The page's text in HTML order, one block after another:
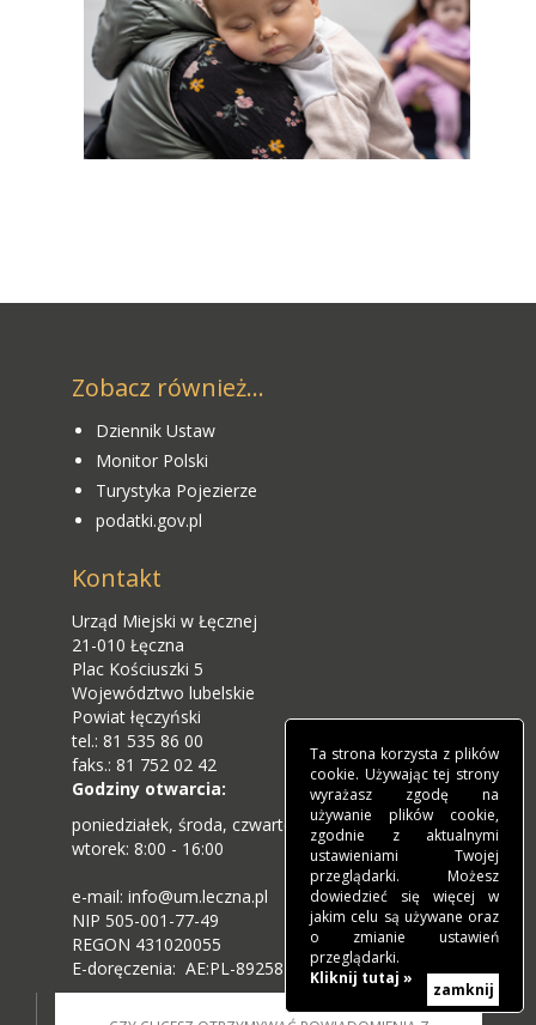
Zobacz również...
Dziennik Ustaw
Monitor Polski
Turystyka Pojezierze
podatki.gov.pl
Kontakt
Urząd Miejski w Łęcznej
21-010 Łęczna
Plac Kościuszki 5
Województwo lubelskie
Powiat łęczyński
tel.: 81 535 86 00
faks.: 81 752 02 42
Godziny otwarcia:
poniedziałek, środa, czwartek, piątek: 7:00 - 15:00
wtorek: 8:00 - 16:00
e-mail: info@um.leczna.pl
NIP 505-001-77-49
REGON 431020055
E-doręczenia: AE:PL-89258-89789-JAASC-34
Ta strona korzysta z plików
cookie. Używając tej strony
wyrażasz zgodę na
używanie plików cookie,
zgodnie z aktualnymi
ustawieniami Twojej
przeglądarki. Możesz
dowiedzieć się więcej w
jakim celu są używane oraz
o zmianie ustawień
przeglądarki.
Kliknij tutaj »
zamknij